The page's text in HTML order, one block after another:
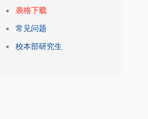
表格下载
常见问题
校本部研究生